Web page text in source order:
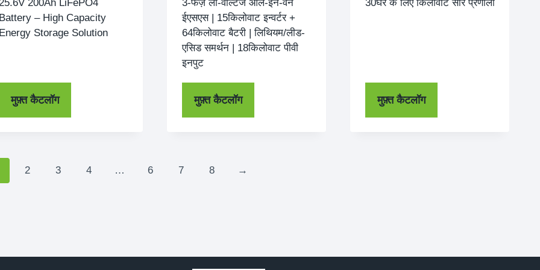
V 200Ah LiFePO4
– High Capacity
Storage Solution
मुफ़्त कैटलॉग
3-फेज़ लो-वोल्टेज ऑल-इन-वन
ईएसएस | 15किलोवाट इन्वर्टर +
64किलोवाट बैटरी | लिथियम/लीड-
एसिड समर्थन | 18किलोवाट पीवी
इनपुट
मुफ़्त कैटलॉग
30घर के लिए किलोवाट सौर प्रणाली
मुफ़्त कैटलॉग
2 3 4 … 6 7 8 →